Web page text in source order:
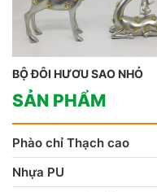
BỘ ĐÔI HƯƠU SAO NHỎ
SẢN PHẨM
Phào chỉ Thạch cao
Nhựa PU